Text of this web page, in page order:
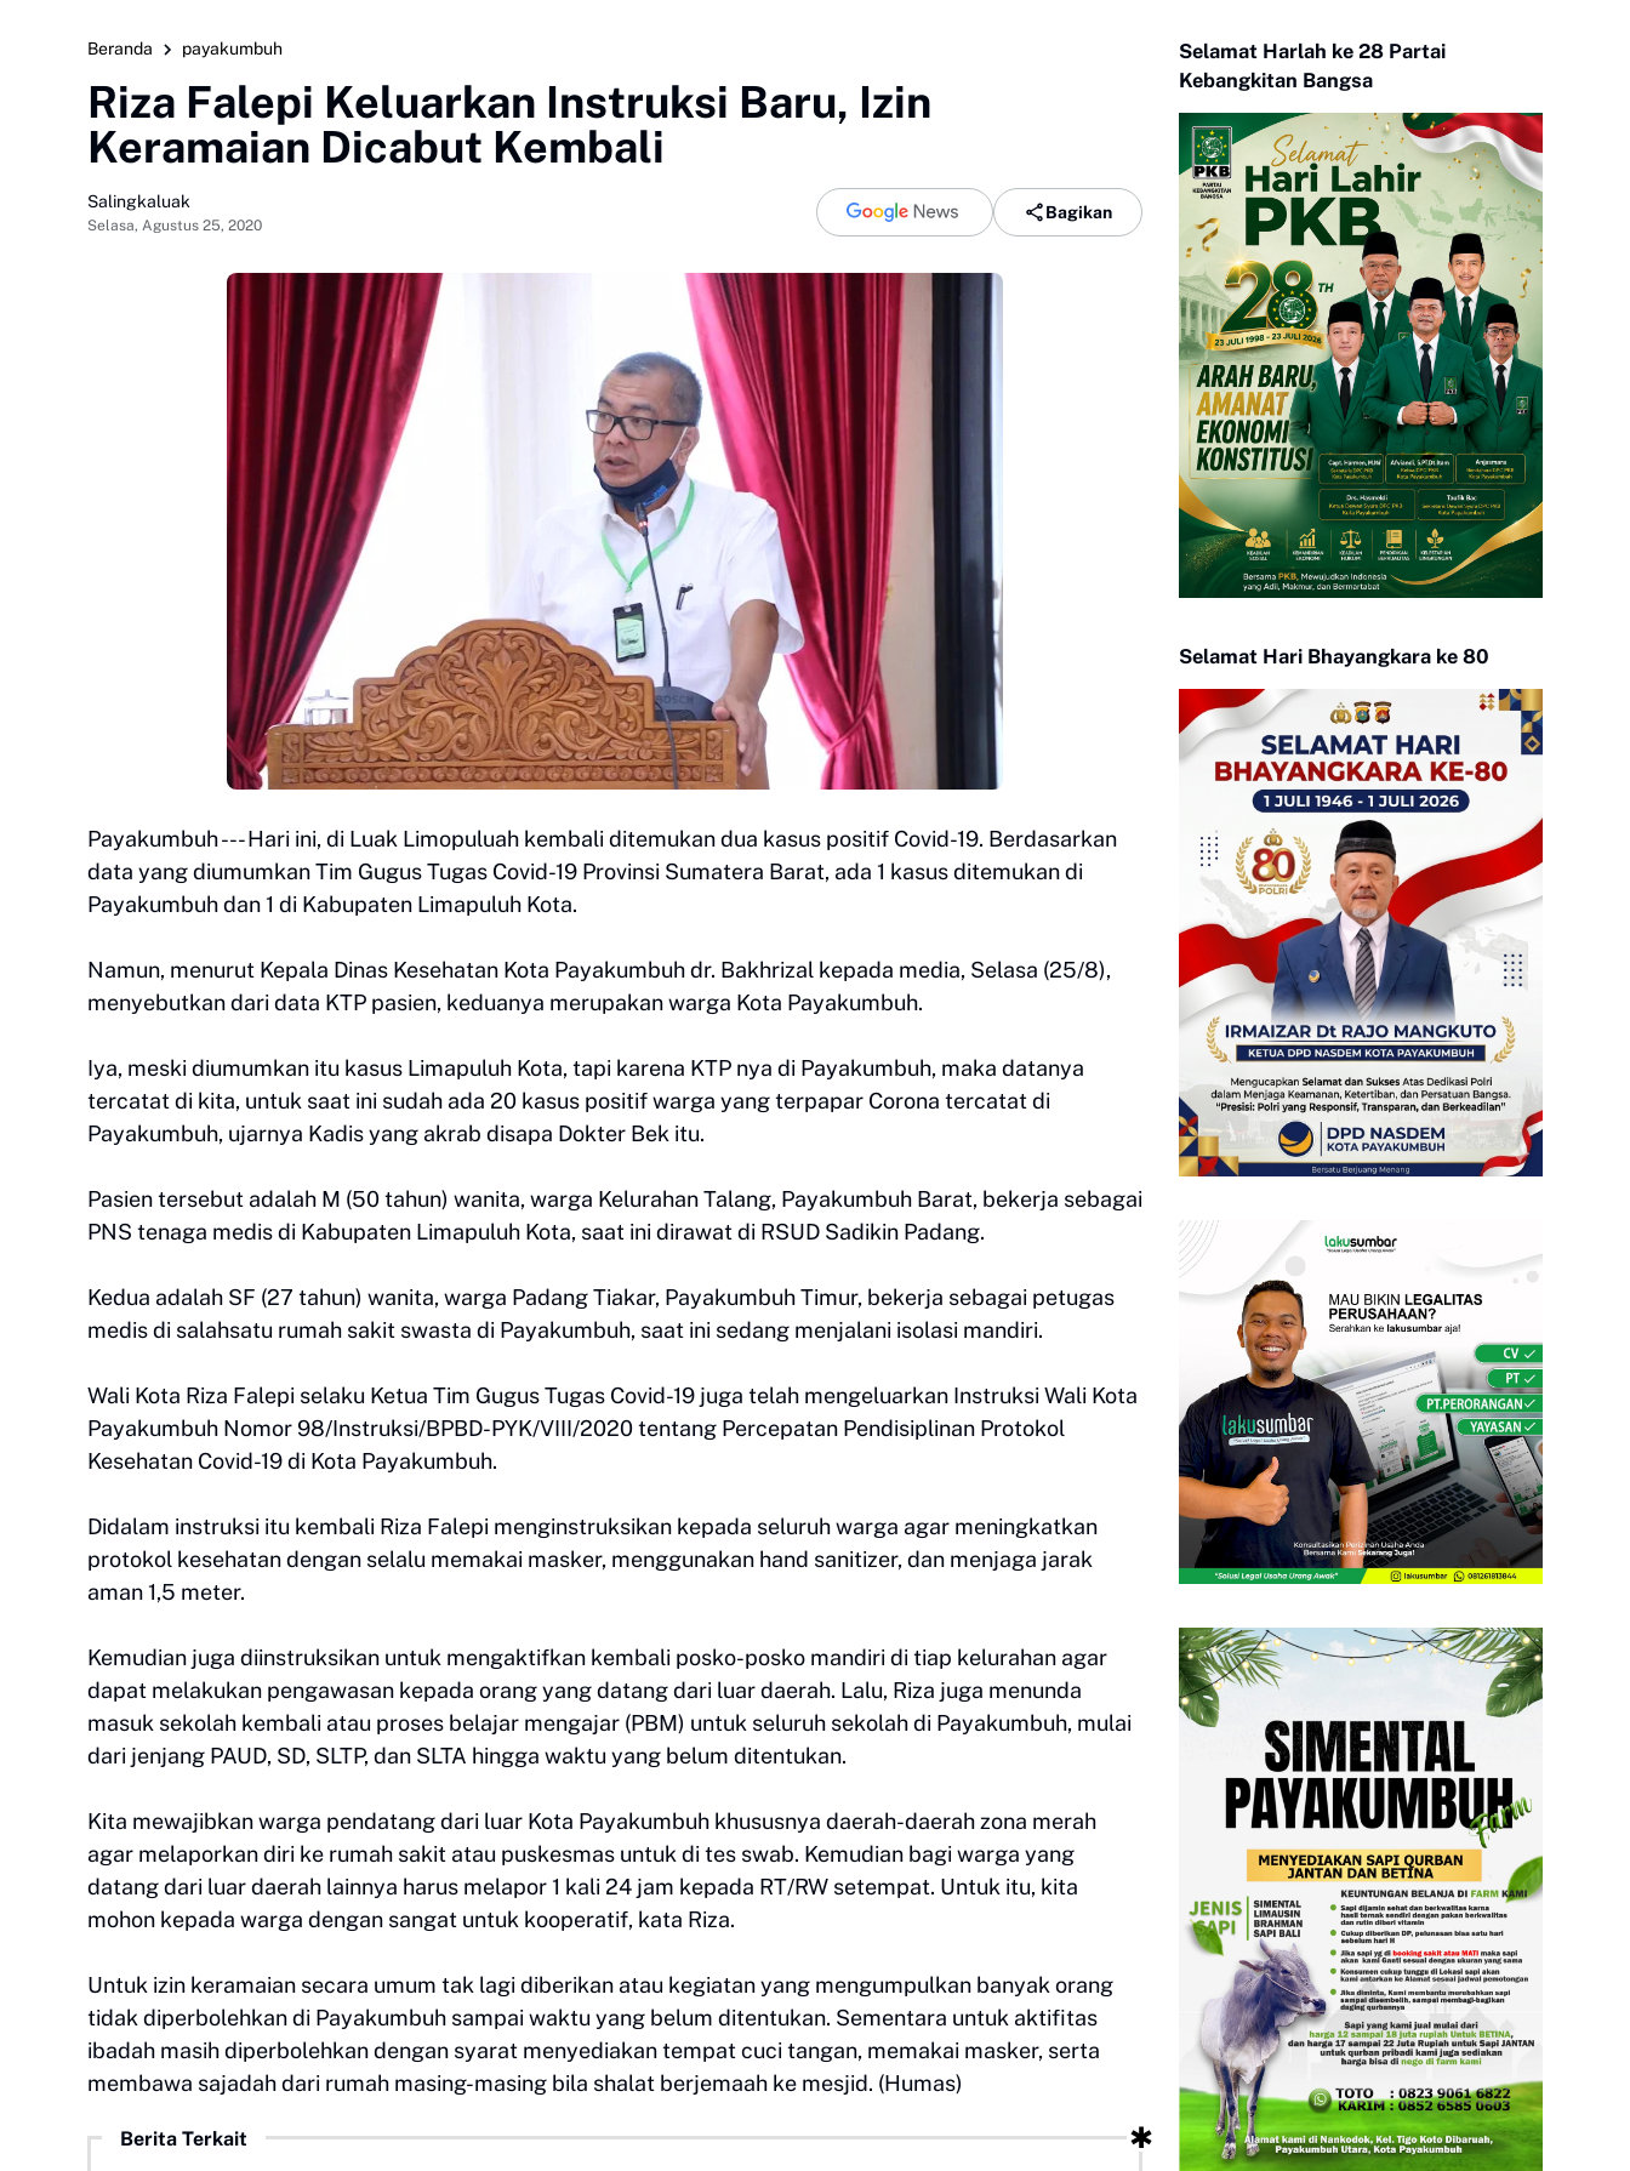
Beranda payakumbuh
Riza Falepi Keluarkan Instruksi Baru, Izin
Keramaian Dicabut Kembali
Salingkaluak
Selasa, Agustus 25, 2020
Bagikan
Payakumbuh --- Hari ini, di Luak Limopuluah kembali ditemukan dua kasus positif Covid-19. Berdasarkan
data yang diumumkan Tim Gugus Tugas Covid-19 Provinsi Sumatera Barat, ada 1 kasus ditemukan di
Payakumbuh dan 1 di Kabupaten Limapuluh Kota.
Namun, menurut Kepala Dinas Kesehatan Kota Payakumbuh dr. Bakhrizal kepada media, Selasa (25/8),
menyebutkan dari data KTP pasien, keduanya merupakan warga Kota Payakumbuh.
Iya, meski diumumkan itu kasus Limapuluh Kota, tapi karena KTP nya di Payakumbuh, maka datanya
tercatat di kita, untuk saat ini sudah ada 20 kasus positif warga yang terpapar Corona tercatat di
Payakumbuh, ujarnya Kadis yang akrab disapa Dokter Bek itu.
Pasien tersebut adalah M (50 tahun) wanita, warga Kelurahan Talang, Payakumbuh Barat, bekerja sebagai
PNS tenaga medis di Kabupaten Limapuluh Kota, saat ini dirawat di RSUD Sadikin Padang.
Kedua adalah SF (27 tahun) wanita, warga Padang Tiakar, Payakumbuh Timur, bekerja sebagai petugas
medis di salahsatu rumah sakit swasta di Payakumbuh, saat ini sedang menjalani isolasi mandiri.
Wali Kota Riza Falepi selaku Ketua Tim Gugus Tugas Covid-19 juga telah mengeluarkan Instruksi Wali Kota
Payakumbuh Nomor 98/Instruksi/BPBD-PYK/VIII/2020 tentang Percepatan Pendisiplinan Protokol
Kesehatan Covid-19 di Kota Payakumbuh.
Didalam instruksi itu kembali Riza Falepi menginstruksikan kepada seluruh warga agar meningkatkan
protokol kesehatan dengan selalu memakai masker, menggunakan hand sanitizer, dan menjaga jarak
aman 1,5 meter.
Kemudian juga diinstruksikan untuk mengaktifkan kembali posko-posko mandiri di tiap kelurahan agar
dapat melakukan pengawasan kepada orang yang datang dari luar daerah. Lalu, Riza juga menunda
masuk sekolah kembali atau proses belajar mengajar (PBM) untuk seluruh sekolah di Payakumbuh, mulai
dari jenjang PAUD, SD, SLTP, dan SLTA hingga waktu yang belum ditentukan.
Kita mewajibkan warga pendatang dari luar Kota Payakumbuh khususnya daerah-daerah zona merah
agar melaporkan diri ke rumah sakit atau puskesmas untuk di tes swab. Kemudian bagi warga yang
datang dari luar daerah lainnya harus melapor 1 kali 24 jam kepada RT/RW setempat. Untuk itu, kita
mohon kepada warga dengan sangat untuk kooperatif, kata Riza.
Untuk izin keramaian secara umum tak lagi diberikan atau kegiatan yang mengumpulkan banyak orang
tidak diperbolehkan di Payakumbuh sampai waktu yang belum ditentukan. Sementara untuk aktifitas
ibadah masih diperbolehkan dengan syarat menyediakan tempat cuci tangan, memakai masker, serta
membawa sajadah dari rumah masing-masing bila shalat berjemaah ke mesjid. (Humas)
Berita Terkait
Selamat Harlah ke 28 Partai
Kebangkitan Bangsa
Selamat Hari Bhayangkara ke 80